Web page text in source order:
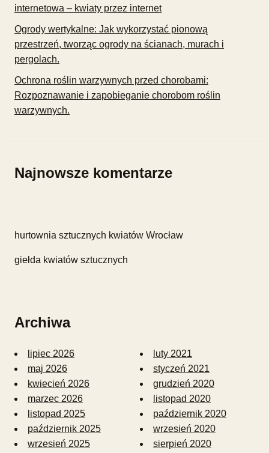
internetowa – kwiaty przez internet
Ogrody wertykalne: Jak wykorzystać pionową
przestrzeń, tworząc ogrody na ścianach, murach i
pergolach.
Ochrona roślin warzywnych przed chorobami:
Rozpoznawanie i zapobieganie chorobom roślin
warzywnych.
Najnowsze komentarze
hurtownia sztucznych kwiatów Wrocław
giełda kwiatów sztucznych
Archiwa
lipiec 2026
maj 2026
kwiecień 2026
marzec 2026
listopad 2025
październik 2025
wrzesień 2025
luty 2021
styczeń 2021
grudzień 2020
listopad 2020
październik 2020
wrzesień 2020
sierpień 2020